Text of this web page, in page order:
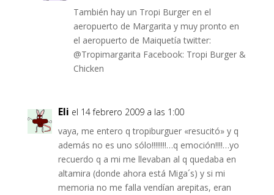
También hay un Tropi Burger en el
aeropuerto de Margarita y muy pronto en
el aeropuerto de Maiquetía twitter:
@Tropimargarita Facebook: Tropi Burger &
Chicken
Eli el 14 febrero 2009 a las 1:00
vaya, me entero q tropiburguer «resucitó» y q
además no es uno sólo!!!!!!!!…q emoción!!!!…yo
recuerdo q a mi me llevaban al q quedaba en
altamira (donde ahora está Miga´s) y si mi
memoria no me falla vendían arepitas, eran